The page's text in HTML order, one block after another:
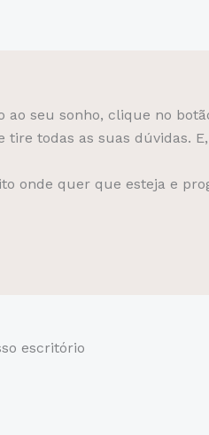
seu sonho, clique no
todas as suas dúvidas.
onde quer que esteja e
escritório